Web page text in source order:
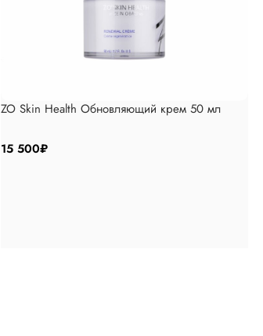
ZO Skin Health Обновляющий крем 50 мл
15 500₽